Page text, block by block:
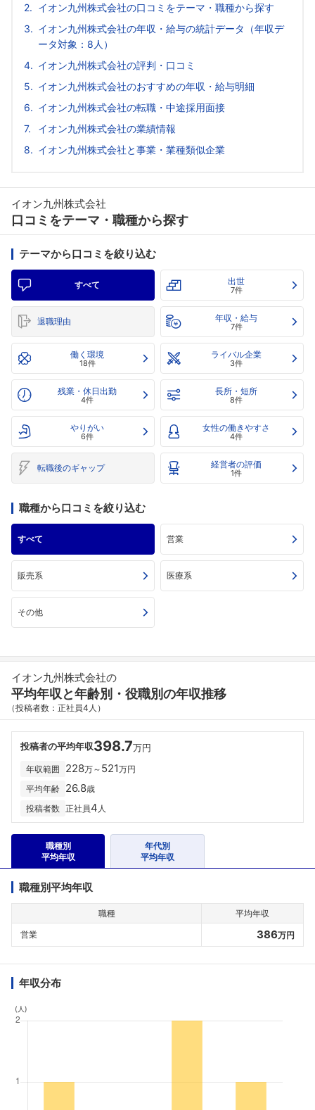
イオン九州株式会社の口コミをテーマ・職種から探す
イオン九州株式会社の年収・給与の統計データ（年収デ
ータ対象：8人）
イオン九州株式会社の評判・口コミ
イオン九州株式会社のおすすめの年収・給与明細
イオン九州株式会社の転職・中途採用面接
イオン九州株式会社の業績情報
イオン九州株式会社と事業・業種類似企業
イオン九州株式会社
口コミをテーマ・職種から探す
テーマから口コミを絞り込む
すべて 出世
7件
退職理由 年収・給与
7件
働く環境
18件
ライバル企業
3件
残業・休日出勤
4件
長所・短所
8件
やりがい
6件
女性の働きやすさ
4件
転職後のギャップ 経営者の評価
1件
職種から口コミを絞り込む
すべて 営業
販売系 医療系
その他
イオン九州株式会社の
平均年収と年齢別・役職別の年収推移
（投稿者数：正社員4人）
投稿者の平均年収398.7万円
年収範囲 228万～ 521万円
平均年齢 26.8歳
投稿者数 正社員4 人
職種別
平均年収
年代別
平均年収
職種別平均年収
職種
平均年収
営業
386万円
年収分布
(人)